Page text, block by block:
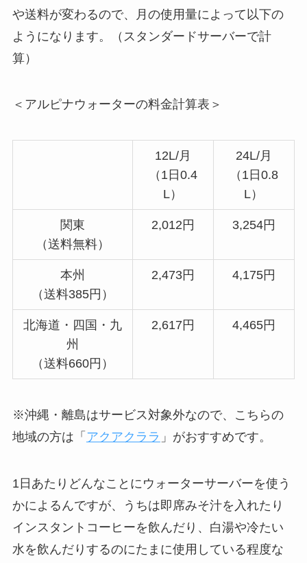
や送料が変わるので、月の使用量によって以下の
ようになります。（スタンダードサーバーで計
算）
＜アルピナウォーターの料金計算表＞
12L/月
（1日0.4
L）
24L/月
（1日0.8
L）
関東
（送料無料）
2,012円 3,254円
本州
（送料385円）
2,473円 4,175円
北海道・四国・九
州
（送料660円）
2,617円 4,465円
※沖縄・離島はサービス対象外なので、こちらの
地域の方は「 アクアクララ 」がおすすめです。
1日あたりどんなことにウォーターサーバーを使う
かによるんですが、うちは即席みそ汁を入れたり
インスタントコーヒーを飲んだり、白湯や冷たい
水を飲んだりするのにたまに使用している程度な